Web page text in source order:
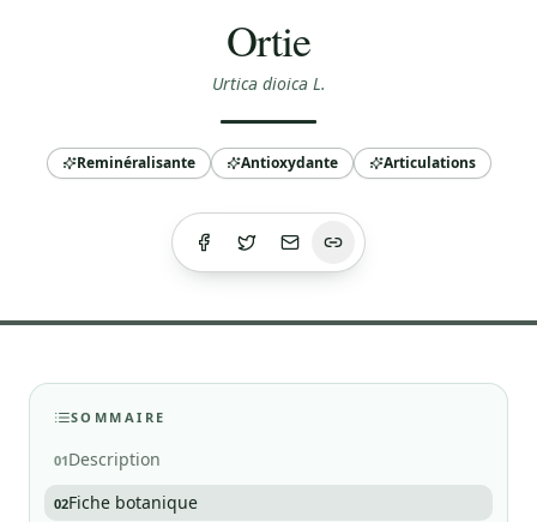
Ortie
Urtica dioica L.
Reminéralisante Antioxydante Articulations
SOMMAIRE
01Description
02Fiche botanique